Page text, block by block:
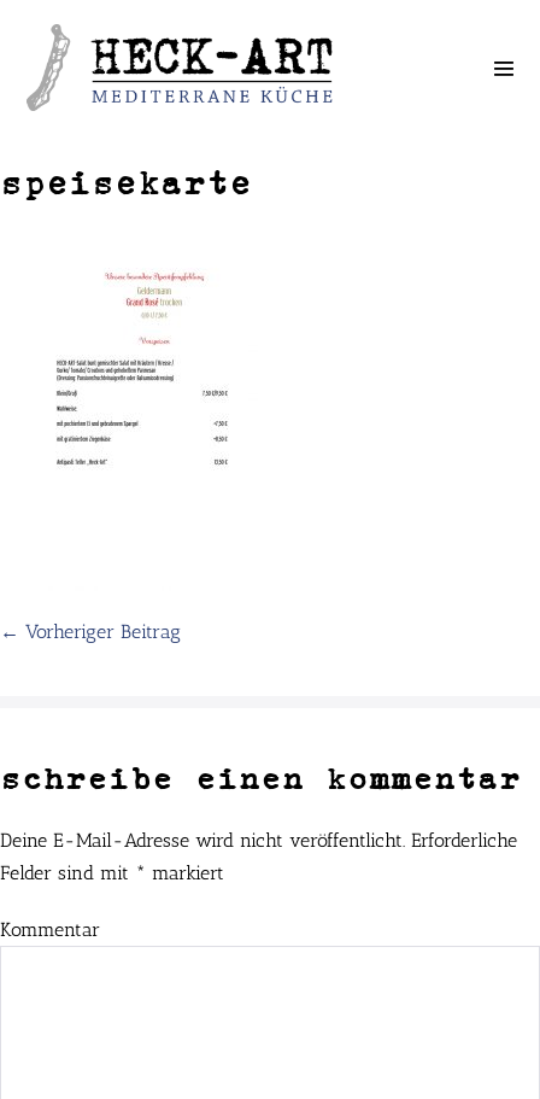
Weiter
Inhalt
speisekarte
← Vorheriger Beitrag
schreibe einen kommentar
Deine E-Mail-Adresse wird nicht veröffentlicht. Erforderliche
Felder sind mit * markiert
Kommentar